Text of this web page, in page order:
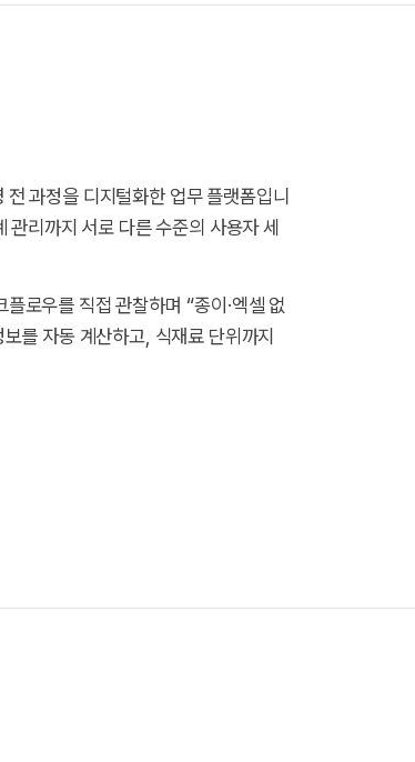
전 과정을 디지털화한 업무 플랫폼입니
관리까지 서로 다른 수준의 사용자 세
로우를 직접 관찰하며 “종이·엑셀 없
를 자동 계산하고, 식재료 단위까지